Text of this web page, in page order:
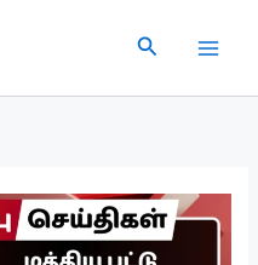
Search